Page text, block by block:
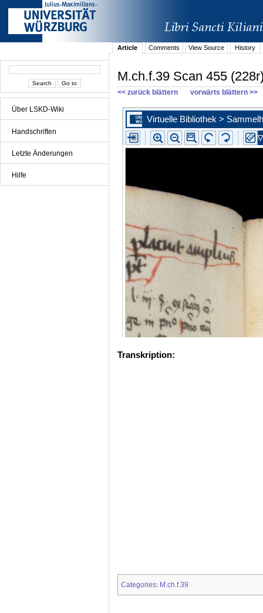
Über LSKD-Wiki
Handschriften
Letzte Änderungen
Hilfe
Article Comments View Source History
M.ch.f.39 Scan 455
<< zurück blättern vorwärts blättern >>
Transkription:
Categories: M.ch.f.39